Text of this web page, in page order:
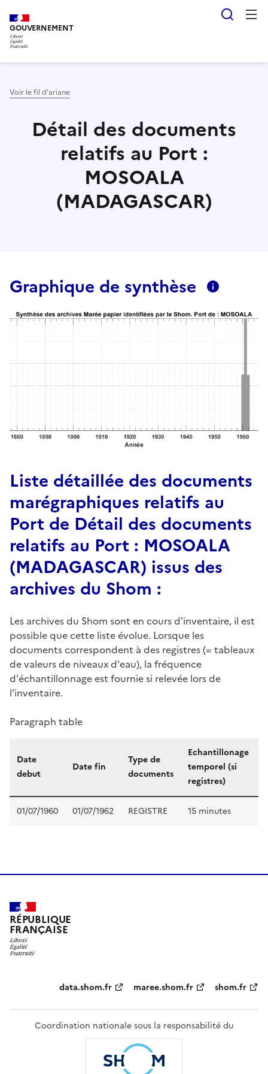
au
contenu
principal
GOUVERNEMENT
Voir le fil d'ariane
Détail des documents
relatifs au Port :
MOSOALA
(MADAGASCAR)
Graphique de synthèse
Liste détaillée des documents
marégraphiques relatifs au
Port de Détail des documents
relatifs au Port : MOSOALA
(MADAGASCAR) issus des
archives du Shom :
Les archives du Shom sont en cours d'inventaire, il est
possible que cette liste évolue. Lorsque les
documents correspondent à des registres (= tableaux
de valeurs de niveaux d'eau), la fréquence
d'échantillonnage est fournie si relevée lors de
l'inventaire.
Paragraph table
Date
debut
Date fin
Type de
documents
Echantillonage
temporel (si
registres)
01/07/1960 01/07/1962 REGISTRE 15 minutes
RÉPUBLIQUE
FRANÇAISE
Partenaires
data.shom.fr maree.shom.fr shom.fr
Coordination nationale sous la responsabilité du